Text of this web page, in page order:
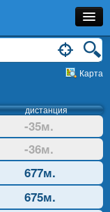
Карта
дистанция
-35м.
-36м.
677м.
675м.